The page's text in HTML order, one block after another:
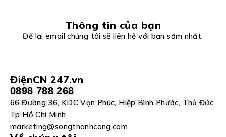
ĐiệnCN 247.vn
0898 788 268
66 Đường 36, KDC Vạn Phúc, Hiệp Bình Phước, Thủ Đức,
Tp Hồ Chí Minh
marketing@songthanhcong.com
Thông tin của bạn
Để lại email chúng tôi sẽ liên hệ với bạn sớm nhất.